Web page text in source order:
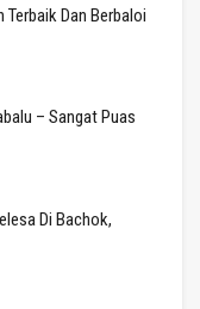
Dan Berbaloi
– Sangat Puas
Di Bachok,